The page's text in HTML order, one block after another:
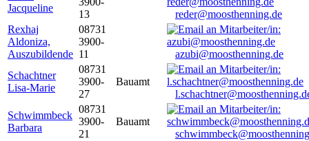
Jacqueline
13
reder@moosthenning.de
Rexhaj
Aldoniza,
Auszubildende
08731
3900-
11
azubi@moosthenning.de
Schachtner
Lisa-Marie
08731
3900-
27
Bauamt
Schwimmbeck
Barbara
08731
3900-
21
Bauamt